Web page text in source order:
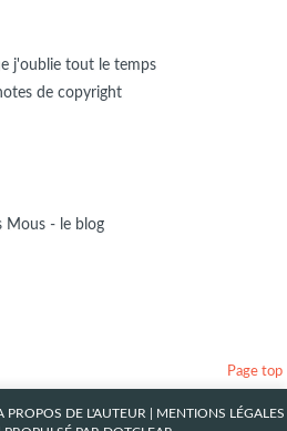
j'oublie tout le temps
de copyright
Mous - le blog
PROPOS DE L'AUTEUR
MENTIONS LÉGALES
Page top